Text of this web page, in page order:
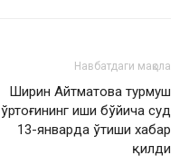
Навбатдаги мақола
Ширин Айтматова турмуш
ўртоғининг иши бўйича суд
13-январда ўтиши хабар
қилди